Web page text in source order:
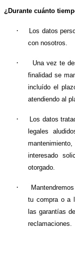
¿Durante cuánto
·
Los datos
con nosotros.
·
Una vez te
finalidad se
incluído el
atendiendo al
·
Los datos
legales
interesado
otorgado.
·
tu compra o a
las garantías
reclamaciones.